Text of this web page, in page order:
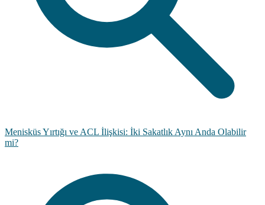
Menisküs Yırtığı ve ACL İlişkisi: İki Sakatlık Aynı Anda Olabilir
mi?